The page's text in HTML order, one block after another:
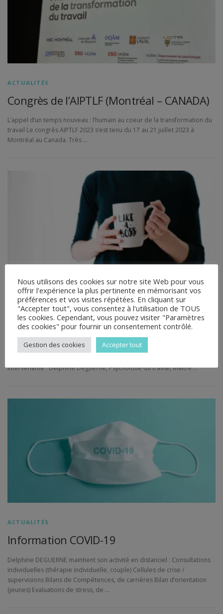
ACTUALITÉS
Congrès de l’AIPTLF (Montréal – CANADA)
L’appel d’un temps nouveau : l’humain au coeur de la transformation du
travail Le congrès AIPTLF 2023 s’est tenu du 17 au 21 juillet 2023 à
Montréal au Canada. Très …
ACTUALITÉS
Conférence-débat : “Être une femme :
quelles vies !”
Le jeudi 17 mars 2022 de 18h30 à 20h Conférence-débat : “Être une
Intervenante : Delphine Deguerne, Psycholoue du travial, Maître …
ACTUALITÉS
Information COVID-19
Delphine DEGUERNE maintient son activité en distanciel : Consultations
individuelles (thérapie individuelle, couple) Cellules de crise /
supervisions Bilans de Compétences, de carrières Bilan d’orientation
(jeunes) Evaluations de stress, de …
Nous utilisons des cookies sur notre site Web pour vous
offrir l'expérience la plus pertinente en mémorisant vos
préférences et vos visites répétées. En cliquant sur
"Accepter tout", vous consentez à l'utilisation de TOUS
les cookies. Cependant, vous pouvez visiter "Paramètres
des cookies" pour fournir un consentement contrôlé.
Gestion des cookies Accepter tout